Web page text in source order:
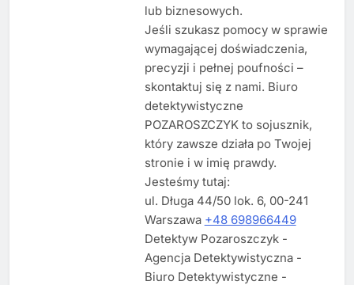
lub biznesowych.
Jeśli szukasz pomocy w sprawie
wymagającej doświadczenia,
precyzji i pełnej poufności –
skontaktuj się z nami. Biuro
detektywistyczne
POZAROSZCZYK to sojusznik,
który zawsze działa po Twojej
stronie i w imię prawdy.
Jesteśmy tutaj:
ul. Długa 44/50 lok. 6, 00-241
Warszawa +48 698966449
Detektyw Pozaroszczyk -
Agencja Detektywistyczna -
Biuro Detektywistyczne -